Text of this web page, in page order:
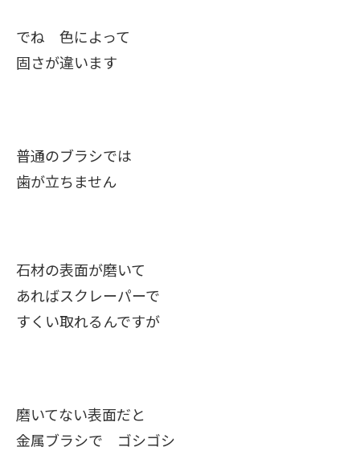
でね 色によって
固さが違います
普通のブラシでは
歯が立ちません
石材の表面が磨いて
あればスクレーパーで
すくい取れるんですが
磨いてない表面だと
金属ブラシで ゴシゴシ